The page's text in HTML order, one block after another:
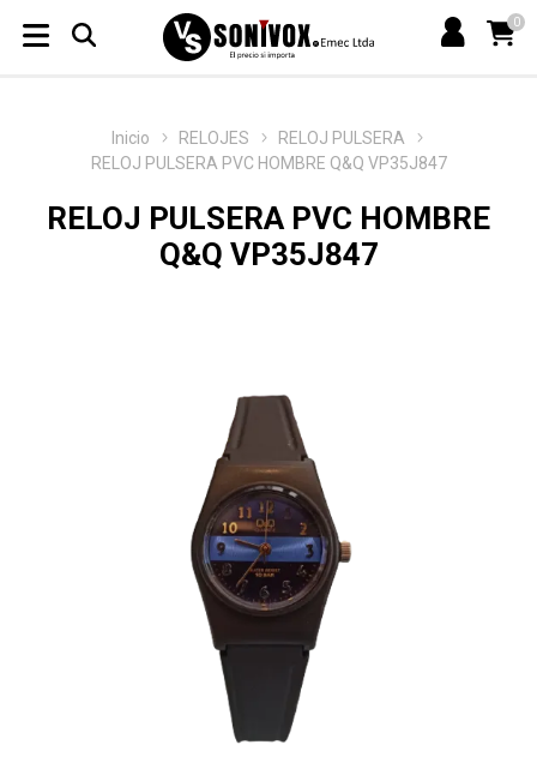
0
Inicio RELOJES
RELOJ PULSERA
RELOJ PULSERA PVC HOMBRE Q&Q VP35J847
RELOJ PULSERA PVC HOMBRE
Q&Q VP35J847